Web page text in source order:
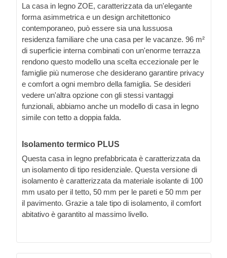
La casa in legno ZOE, caratterizzata da un'elegante
forma asimmetrica e un design architettonico
contemporaneo, può essere sia una lussuosa
residenza familiare che una casa per le vacanze. 96 m²
di superficie interna combinati con un'enorme terrazza
rendono questo modello una scelta eccezionale per le
famiglie più numerose che desiderano garantire privacy
e comfort a ogni membro della famiglia. Se desideri
vedere un'altra opzione con gli stessi vantaggi
funzionali, abbiamo anche un modello di casa in legno
simile con tetto a doppia falda.
Isolamento termico PLUS
Questa casa in legno prefabbricata è caratterizzata da
un isolamento di tipo residenziale. Questa versione di
isolamento è caratterizzata da materiale isolante di 100
mm usato per il tetto, 50 mm per le pareti e 50 mm per
il pavimento. Grazie a tale tipo di isolamento, il comfort
abitativo è garantito al massimo livello.